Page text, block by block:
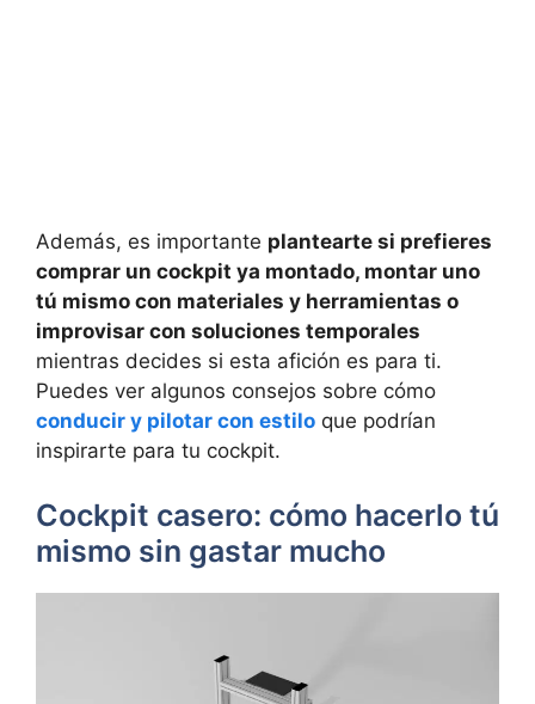
Además, es importante plantearte si prefieres
comprar un cockpit ya montado, montar uno
tú mismo con materiales y herramientas o
improvisar con soluciones temporales
mientras decides si esta afición es para ti.
Puedes ver algunos consejos sobre cómo
conducir y pilotar con estilo que podrían
inspirarte para tu cockpit.
Cockpit casero: cómo hacerlo tú
mismo sin gastar mucho